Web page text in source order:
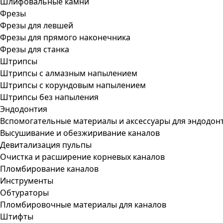
Фрезы
Фрезы для левшей
Фрезы для прямого наконечника
Фрезы для станка
Штрипсы
Штрипсы c алмазным напылением
Штрипсы c корундовым напылением
Штрипсы без напыления
Эндодонтия
Вспомогательные материалы и аксессуары для
Высушивание и обезжиривание каналов
Девитализация пульпы
Очистка и расширение корневых каналов
Пломбирование каналов
Инструменты
Обтураторы
Пломбировочные материалы для каналов
Штифты